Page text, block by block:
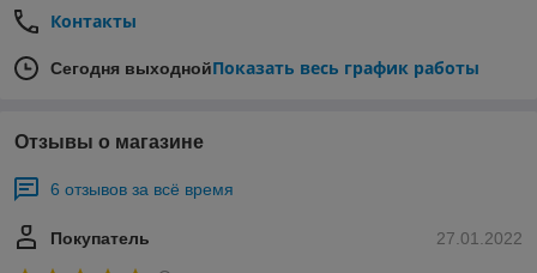
Контакты
Сегодня выходнойПоказать весь график работы
Отзывы о магазине
6 отзывов за всё время
27.01.2022
Покупатель